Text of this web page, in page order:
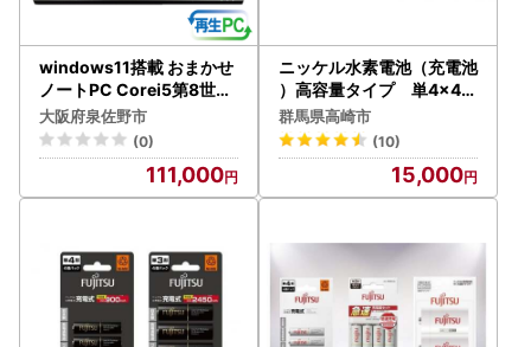
windows11搭載 おまかせ
ノートPC Corei5第8世代
CPU メモリ8GB SSD120
GB 12～13型
大阪府泉佐野市
(0)
111,000
ニッケル水素電池（充電池
）高容量タイプ 単4×4個
・単3×4個・急速充電器セ
ット
群馬県高崎市
(10)
15,000